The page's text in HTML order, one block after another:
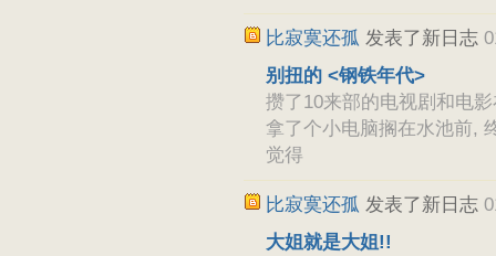
比寂寞还孤 发表了新日志
别扭的 <钢铁年代>
攒了10来部的电视剧和电
拿了个小电脑搁在水池前,
觉得
比寂寞还孤 发表了新日志
大姐就是大姐!!